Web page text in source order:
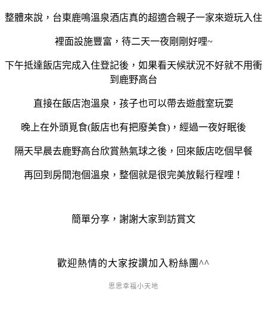
整體來說，台東鹿鳴溫泉酒店真的超適合親子一家來遊玩入住
裡面設施豐富，待二天一夜剛剛好哩~
下午抵達飯店完成入住登記後，如果看天候狀況不好就不用衝
到鹿野高台
直接在飯店泡溫泉，孩子也可以帶去遊戲室玩耍
晚上在外頭覓食(飯店也有把廢美食)，經過一夜好眠後
隔天早晨去鹿野高台欣賞熱氣球之後，回來飯店吃個早餐
再回到房間泡個溫泉，整個就是很完美放鬆行程哩！
簡單分享，謝謝大家到訪賞文
歡迎熱情的大家按讚加入粉絲團^^
思思幸福小天地